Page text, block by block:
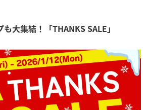
大集結！「THANKS SALE」